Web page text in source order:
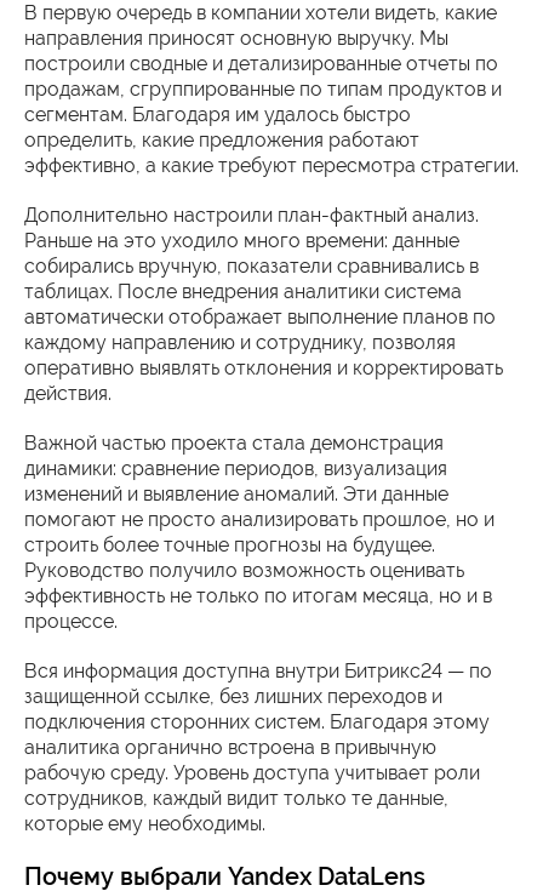
В первую очередь в компании хотели видеть, какие
направления приносят основную выручку. Мы
построили сводные и детализированные отчеты по
продажам, сгруппированные по типам продуктов и
сегментам. Благодаря им удалось быстро
определить, какие предложения работают
эффективно, а какие требуют пересмотра стратегии.
Дополнительно настроили план-фактный анализ.
Раньше на это уходило много времени: данные
собирались вручную, показатели сравнивались в
таблицах. После внедрения аналитики система
автоматически отображает выполнение планов по
каждому направлению и сотруднику, позволяя
оперативно выявлять отклонения и корректировать
действия.
Важной частью проекта стала демонстрация
динамики: сравнение периодов, визуализация
изменений и выявление аномалий. Эти данные
помогают не просто анализировать прошлое, но и
строить более точные прогнозы на будущее.
Руководство получило возможность оценивать
эффективность не только по итогам месяца, но и в
процессе.
Вся информация доступна внутри Битрикс24 — по
защищенной ссылке, без лишних переходов и
подключения сторонних систем. Благодаря этому
аналитика органично встроена в привычную
рабочую среду. Уровень доступа учитывает роли
сотрудников, каждый видит только те данные,
которые ему необходимы.
Почему выбрали Yandex DataLens